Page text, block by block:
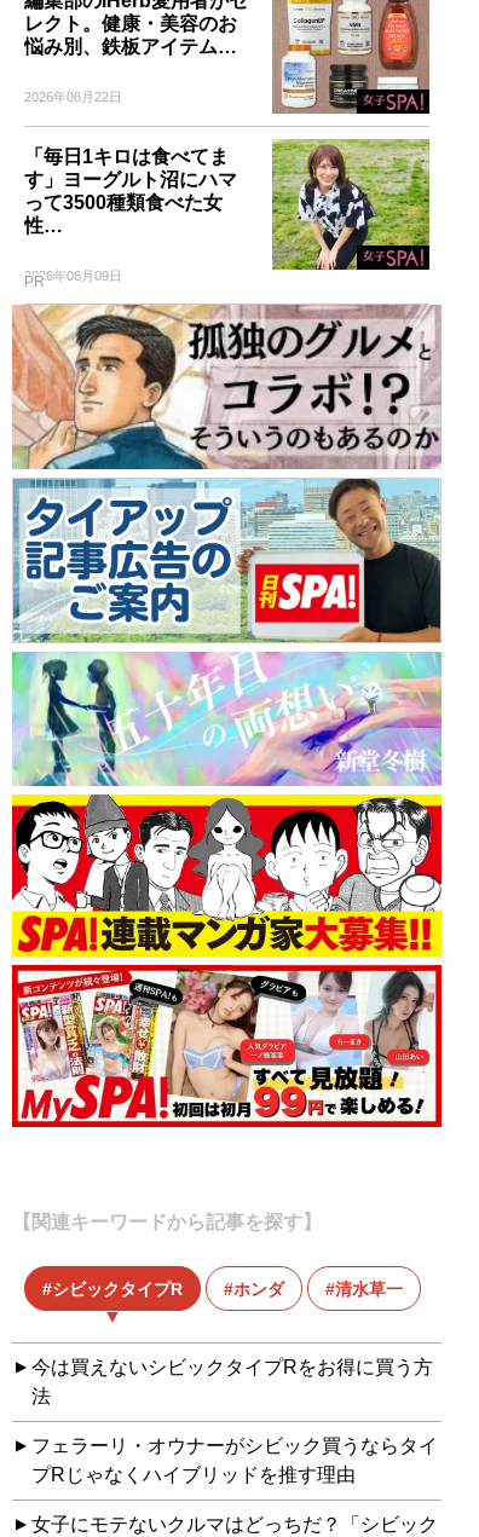
レクト。健康・美容のお
悩み別、鉄板アイテム…
2026年06月22日
「毎日1キロは食べてま
す」ヨーグルト沼にハマ
って3500種類食べた女
性…
2026年06月09日
PR
【関連キーワードから記事を探す】
シビックタイプR ホンダ 清水草一
今は買えないシビックタイプRをお得に買う方
法
フェラーリ・オウナーがシビック買うならタイ
プRじゃなくハイブリッドを推す理由
女子にモテないクルマはどっちだ？「シビック